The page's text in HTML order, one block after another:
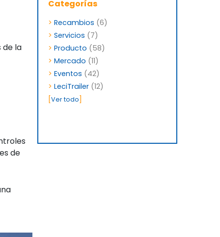
de la
de
Categorías
> Recambios (6)
> Servicios (7)
> Producto (58)
> Mercado (11)
> Eventos (42)
> LeciTrailer (12)
[Ver todo]